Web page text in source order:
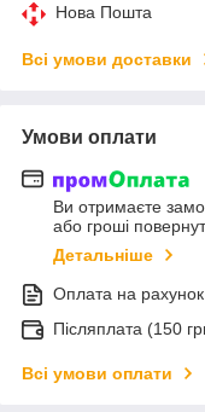
Нова Пошта
Всі умови доставки
Умови оплати
Ви отримаєте
або гроші
Детальніше
Оплата на рахунок
Післяплата (150
Всі умови оплати